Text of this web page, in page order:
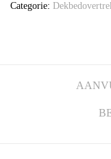
Categorie: